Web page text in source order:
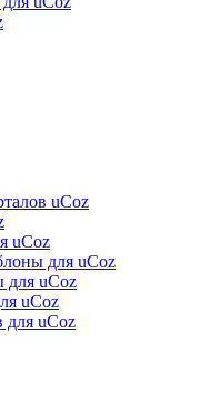
uCoz
uCoz
для uCoz
uCoz
uCoz
uCoz